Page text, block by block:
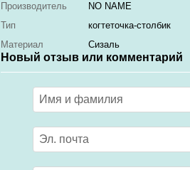
Производитель
NO NAME
Тип
когтеточка-столбик
Материал
Cизаль
Новый отзыв или комментарий